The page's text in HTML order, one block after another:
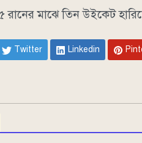
রানের মাঝে তিন উইকেট
Twitter Linkedin